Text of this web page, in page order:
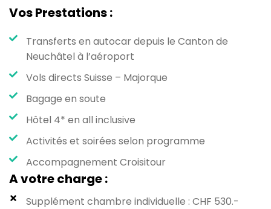
Vos Prestations :
Transferts en autocar depuis le Canton de
Neuchâtel à l’aéroport
Vols directs Suisse – Majorque
Bagage en soute
Hôtel 4* en all inclusive
Activités et soirées selon programme
Accompagnement Croisitour
A votre charge :
Supplément chambre individuelle : CHF 530.-